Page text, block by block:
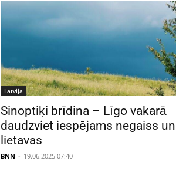
Latvija
Sinoptiķi brīdina – Līgo vakarā
daudzviet iespējams negaiss un
lietavas
BNN - 19.06.2025 07:40